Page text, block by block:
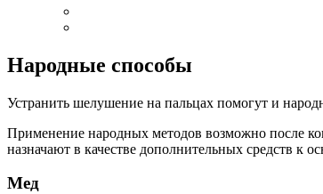
Народные способы
Устранить шелушение на пальцах помогут и
Применение народных методов возможно после
назначают в качестве дополнительных средств к
Мед